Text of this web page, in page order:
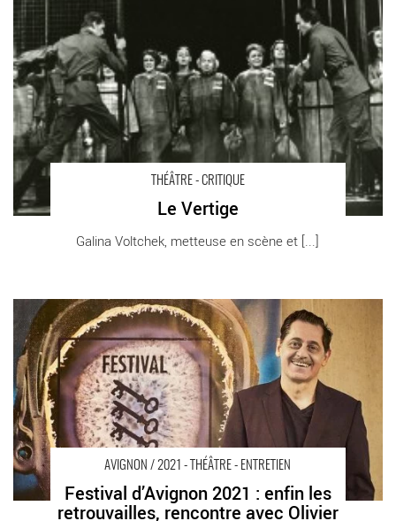
THÉÂTRE - CRITIQUE
Le Vertige
Galina Voltchek, metteuse en scène et [...]
AVIGNON / 2021 - THÉÂTRE - ENTRETIEN
Festival d’Avignon 2021 : enfin les
retrouvailles, rencontre avec Olivier
Festival d’Avignon 2021 : enfin les retrouvailles, rencontre avec
Olivier Py - Critique sortie Avignon / 2021 Avignon